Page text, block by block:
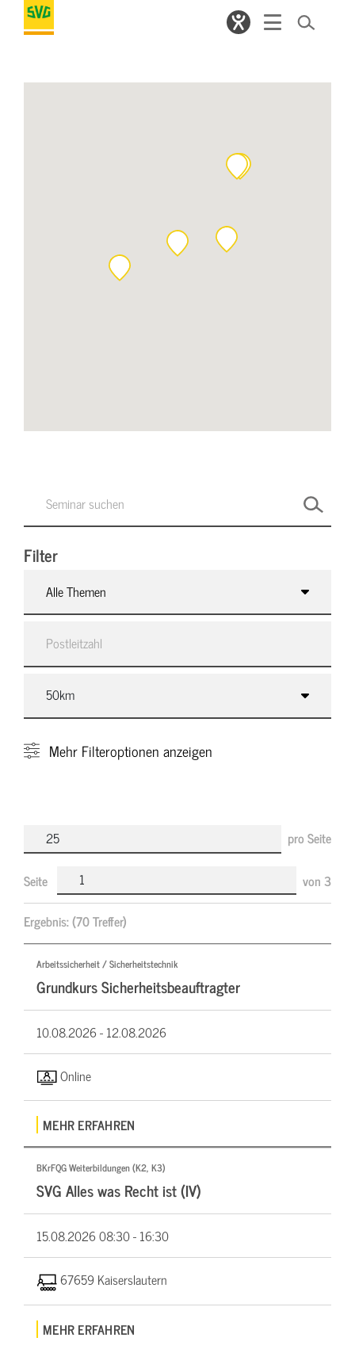
Filter
Alle Themen
Mehr Filteroptionen anzeigen
pro Seite
Seite von 3
Ergebnis:(70 Treffer)
Arbeitssicherheit / Sicherheitstechnik
Grundkurs Sicherheitsbeauftragter
10.08.2026 -12.08.2026
Online
MEHR ERFAHREN
BKrFQG Weiterbildungen (K2, K3)
SVG Alles was Recht ist (IV)
15.08.202608:30 - 16:30
67659 Kaiserslautern
MEHR ERFAHREN